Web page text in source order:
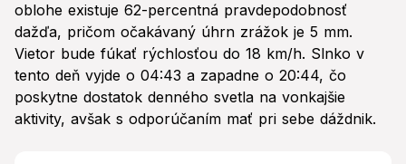
oblohe existuje 62-percentná pravdepodobnosť
dažďa, pričom očakávaný úhrn zrážok je 5 mm.
Vietor bude fúkať rýchlosťou do 18 km/h. Slnko v
tento deň vyjde o 04:43 a zapadne o 20:44, čo
poskytne dostatok denného svetla na vonkajšie
aktivity, avšak s odporúčaním mať pri sebe dáždnik.